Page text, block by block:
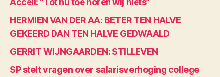
Accell: “Tot nu toe horen wij niets”
HERMIEN VAN DER AA: BETER TEN HALVE
GEKEERD DAN TEN HALVE GEDWAALD
GERRIT WIJNGAARDEN: STILLEVEN
SP stelt vragen over salarisverhoging college